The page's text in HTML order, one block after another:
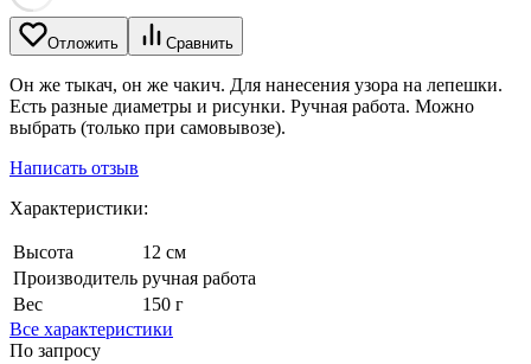
Отложить Сравнить
Он же тыкач, он же чакич. Для нанесения узора на лепешки.
Есть разные диаметры и рисунки. Ручная работа. Можно
выбрать (только при самовывозе).
Написать отзыв
Характеристики:
Высота
12 см
Производитель ручная работа
Вес
150 г
Все характеристики
По запросу